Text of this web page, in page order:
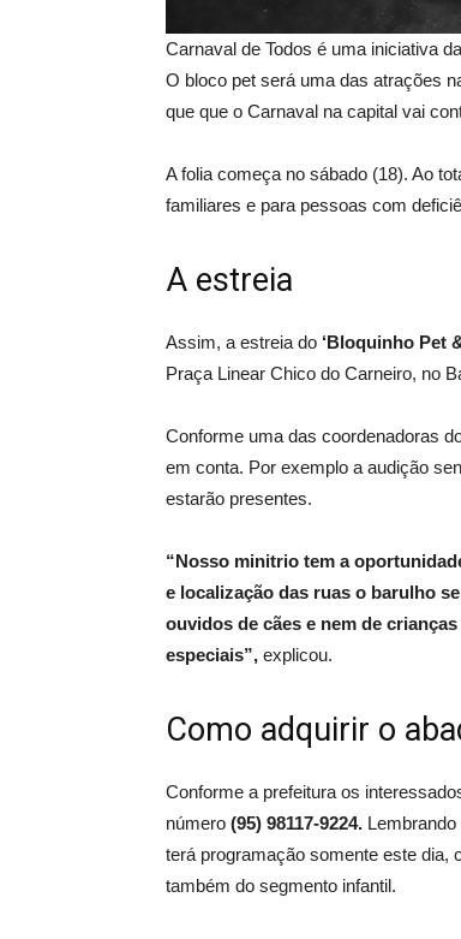
Carnaval de Todos é uma iniciativa
O bloco pet será uma das atrações
que que o Carnaval na capital vai
A folia começa no sábado (18). Ao
familiares e para pessoas com
A estreia
Assim, a estreia do ‘Bloquinho Pet
Praça Linear Chico do Carneiro, no
Conforme uma das coordenadoras
em conta. Por exemplo a audição
estarão presentes.
“Nosso minitrio tem a
e localização das ruas o barulho
ouvidos de cães e nem de
especiais”, explicou.
Como adquirir o
Conforme a prefeitura os
número (95) 98117-9224.
terá programação somente este dia,
também do segmento infantil.